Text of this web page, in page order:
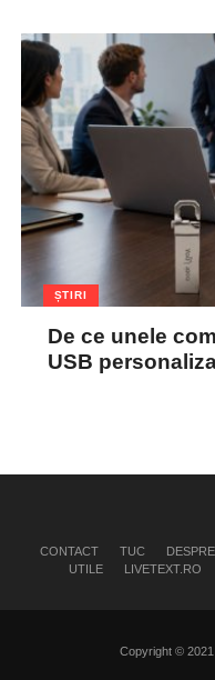
ȘTIRI
De ce unele
USB
CONTACT TUC
UTILE
LIVETEXT.RO
Copyright ©